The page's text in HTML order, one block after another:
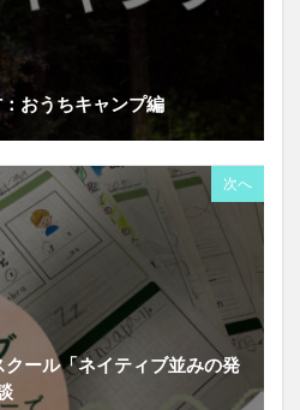
おうちキャンプ編
次へ
ール「ネイティブ並みの発